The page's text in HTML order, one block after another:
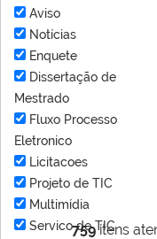
759itens
Aviso
Notícias
Enquete
Dissertação de
Mestrado
Fluxo Processo
Eletronico
Licitacoes
Projeto de TIC
Multimídia
Servico de TIC